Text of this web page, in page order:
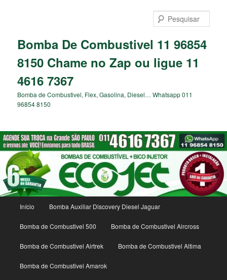
principalBomba De Combustivel 11 96854
8150 Chame no Zap ou ligue 11
4616 7367
Bomba de Combustivel, Flex, Gasolina, Diesel… Whatsapp 011
96854 8150
principal
Início Bomba Auxiliar Discovery Diesel Jaguar
Bomba de Combustivel 500 Bomba de Combustivel Aircross
Bomba de Combustivel Airtrek Bomba de Combustivel Altima
Bomba de Combustivel Amarok